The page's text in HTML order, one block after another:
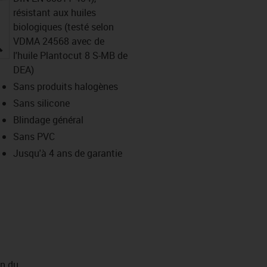
igus-icon-lupe
résistant aux huiles
biologiques (testé selon
VDMA 24568 avec de
l'huile Plantocut 8 S-MB de
DEA)
Sans produits halogènes
Sans silicone
Blindage général
Sans PVC
Jusqu'à 4 ans de garantie
du